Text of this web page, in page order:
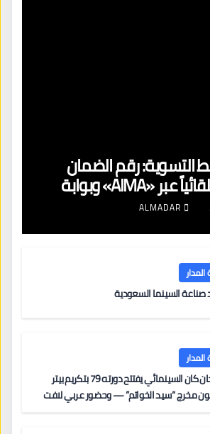
التسوية: رقم الضمان
الاجتماعي تلقائياً عبر «AIMA» وبوابة
الإقامات
ALMADAR
السينما السعودية
مهرجان كان السينمائي يفتتح دورته 79 بتكريم بيتر
مخرج “سيد الخواتم” — وحضور عربي لافت